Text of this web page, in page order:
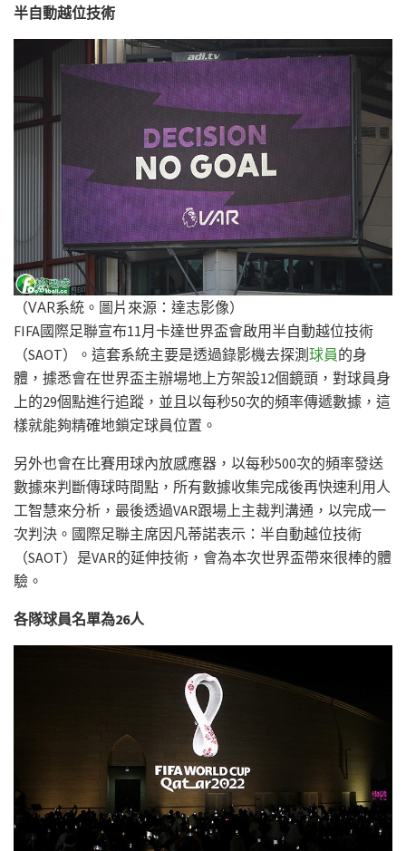
半自動越位技術
（VAR系統。圖片來源：達志影像）
FIFA國際足聯宣布11月卡達世界盃會啟用半自動越位技術
（SAOT）。這套系統主要是透過錄影機去探測 球員的身
體，據悉會在世界盃主辦場地上方架設12個鏡頭，對球員身
上的29個點進行追蹤，並且以每秒50次的頻率傳遞數據，這
樣就能夠精確地鎖定球員位置。
另外也會在比賽用球內放感應器，以每秒500次的頻率發送
數據來判斷傳球時間點，所有數據收集完成後再快速利用人
工智慧來分析，最後透過VAR跟場上主裁判溝通，以完成一
次判決。國際足聯主席因凡蒂諾表示：半自動越位技術
（SAOT）是VAR的延伸技術，會為本次世界盃帶來很棒的體
驗。
各隊球員名單為26人